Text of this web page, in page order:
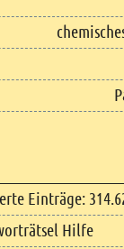
Einträge:
Hilfe